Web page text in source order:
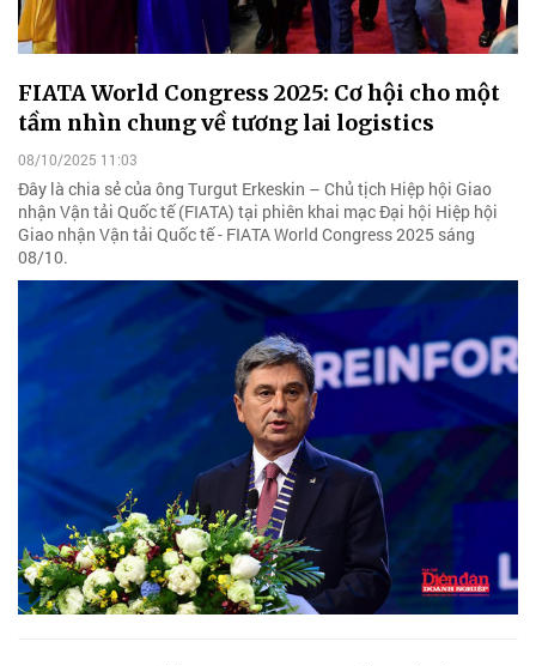
FIATA World Congress 2025: Cơ hội cho một
tầm nhìn chung về tương lai logistics
08/10/2025 11:03
Đây là chia sẻ của ông Turgut Erkeskin – Chủ tịch Hiệp hội Giao
nhận Vận tải Quốc tế (FIATA) tại phiên khai mạc Đại hội Hiệp hội
Giao nhận Vận tải Quốc tế - FIATA World Congress 2025 sáng
08/10.